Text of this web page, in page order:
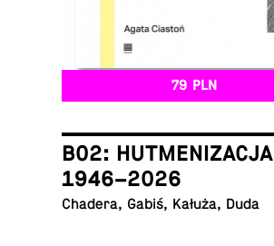
79 PLN
B02: HUTMENIZACJA
1946–2026
Chadera, Gabiś, Kałuża, Duda